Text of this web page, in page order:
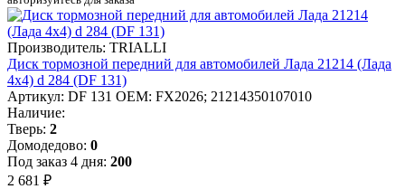
Производитель: TRIALLI
Диск тормозной передний для автомобилей Лада 21214 (Лада
4x4) d 284 (DF 131)
Артикул: DF 131 OEM: FX2026; 21214350107010
Наличие:
Тверь: 2
Домодедово: 0
Под заказ 4 дня: 200
2 681 ₽